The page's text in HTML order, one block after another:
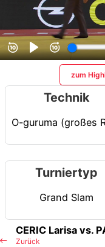
zum
Technik
O-guruma (großes
Turniertyp
Grand Slam
Zurück
CERIC Larisa vs.